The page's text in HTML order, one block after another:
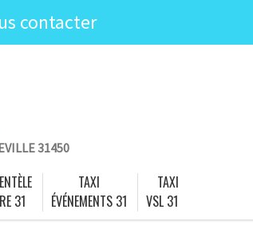
contacter
31450
31
TAXI
ÉVÉNEMENTS 31
TAXI
VSL 31